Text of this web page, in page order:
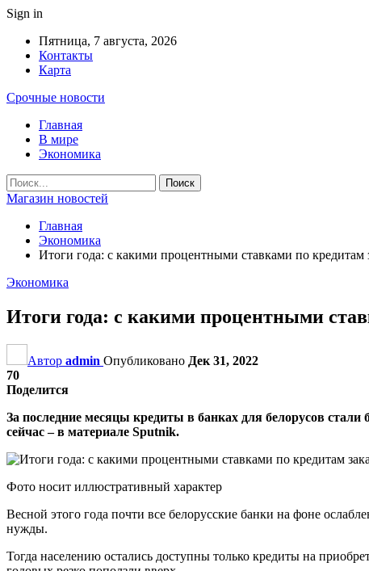
Sign in
Пятница, 7 августа, 2026
Контакты
Карта
Срочные новости
Главная
В мире
Экономика
Магазин новостей
Главная
Экономика
Итоги года: с какими процентными ставками по кредитам
Экономика
Итоги года: с какими процентными
Автор admin Опубликовано Дек 31, 2022
70
Поделится
За последние месяцы кредиты в банках для белорусов
сейчас – в материале Sputnik.
Фото носит иллюстративный характер
Весной этого года почти все белорусские банки на фоне
нужды.
Тогда населению остались доступны только кредиты на